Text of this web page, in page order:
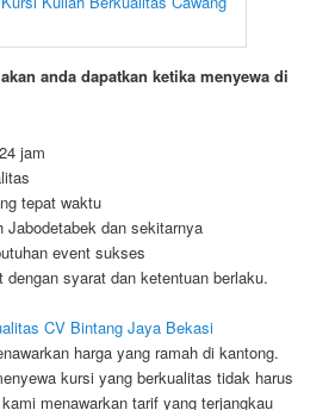
anda dapatkan ketika menyewa di
jam
tepat waktu
Jabodetabek dan sekitarnya
event sukses
syarat dan ketentuan berlaku.
CV Bintang Jaya Bekasi
harga yang ramah di kantong.
kursi yang berkualitas tidak harus
menawarkan tarif yang terjangkau